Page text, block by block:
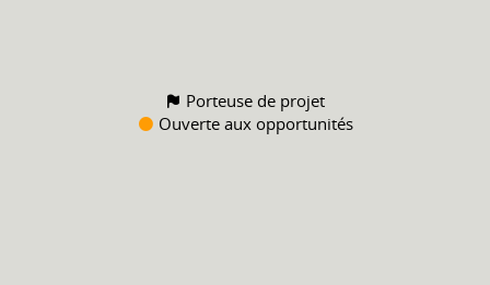
Porteuse de projet
Ouverte aux opportunités